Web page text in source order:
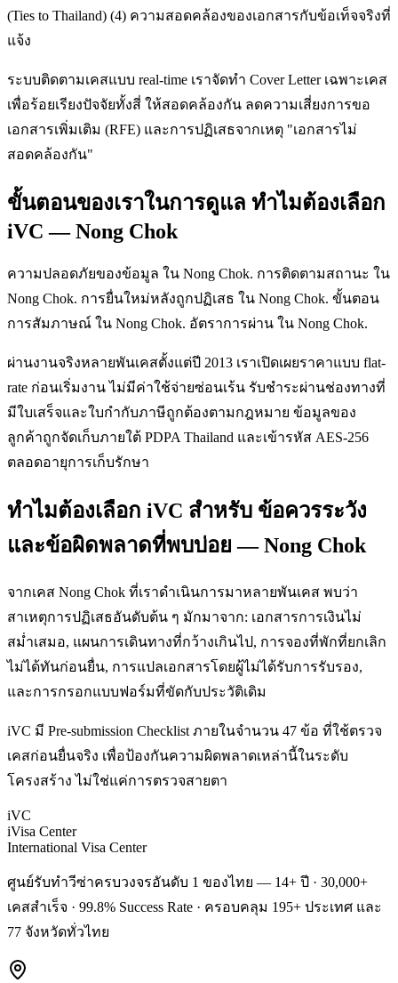
(Ties to Thailand) (4) ความสอดคล้องของเอกสารกับข้อเท็จจริงที่
แจ้ง
ระบบติดตามเคสแบบ real-time เราจัดทำ Cover Letter เฉพาะเคส
เพื่อร้อยเรียงปัจจัยทั้งสี่ ให้สอดคล้องกัน ลดความเสี่ยงการขอ
เอกสารเพิ่มเติม (RFE) และการปฏิเสธจากเหตุ "เอกสารไม่
สอดคล้องกัน"
ขั้นตอนของเราในการดูแล ทำไมต้องเลือก
iVC — Nong Chok
ความปลอดภัยของข้อมูล ใน Nong Chok. การติดตามสถานะ ใน
Nong Chok. การยื่นใหม่หลังถูกปฏิเสธ ใน Nong Chok. ขั้นตอน
การสัมภาษณ์ ใน Nong Chok. อัตราการผ่าน ใน Nong Chok.
ผ่านงานจริงหลายพันเคสตั้งแต่ปี 2013 เราเปิดเผยราคาแบบ flat-
rate ก่อนเริ่มงาน ไม่มีค่าใช้จ่ายซ่อนเร้น รับชำระผ่านช่องทางที่
มีใบเสร็จและใบกำกับภาษีถูกต้องตามกฎหมาย ข้อมูลของ
ลูกค้าถูกจัดเก็บภายใต้ PDPA Thailand และเข้ารหัส AES-256
ตลอดอายุการเก็บรักษา
ทำไมต้องเลือก iVC สำหรับ ข้อควรระวัง
และข้อผิดพลาดที่พบบ่อย — Nong Chok
จากเคส Nong Chok ที่เราดำเนินการมาหลายพันเคส พบว่า
สาเหตุการปฏิเสธอันดับต้น ๆ มักมาจาก: เอกสารการเงินไม่
สม่ำเสมอ, แผนการเดินทางที่กว้างเกินไป, การจองที่พักที่ยกเลิก
ไม่ได้ทันก่อนยื่น, การแปลเอกสารโดยผู้ไม่ได้รับการรับรอง,
และการกรอกแบบฟอร์มที่ขัดกับประวัติเดิม
iVC มี Pre-submission Checklist ภายในจำนวน 47 ข้อ ที่ใช้ตรวจ
เคสก่อนยื่นจริง เพื่อป้องกันความผิดพลาดเหล่านี้ในระดับ
โครงสร้าง ไม่ใช่แค่การตรวจสายตา
iVC
iVisa Center
International Visa Center
ศูนย์รับทำวีซ่าครบวงจรอันดับ 1 ของไทย — 14+ ปี · 30,000+
เคสสำเร็จ · 99.8% Success Rate · ครอบคลุม 195+ ประเทศ และ
77 จังหวัดทั่วไทย